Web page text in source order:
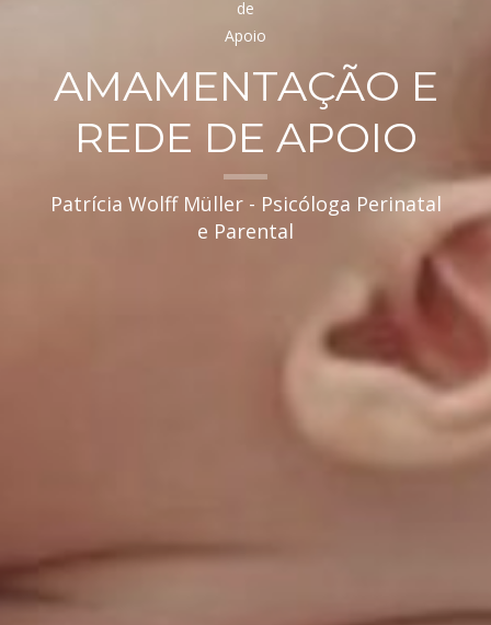
AMAMENTAÇÃO E
REDE DE APOIO
Patrícia Wolff Müller - Psicóloga Perinatal
e Parental